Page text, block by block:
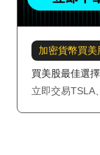
加密貨幣買美
買美股最佳選擇
立即交易TSLA